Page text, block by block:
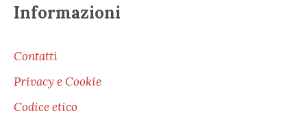
Informazioni
Contatti
Privacy e Cookie
Codice etico